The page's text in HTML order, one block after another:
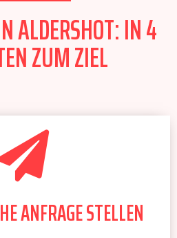
ALDERSHOT: IN 4
ZUM ZIEL
ANFRAGE STELLEN